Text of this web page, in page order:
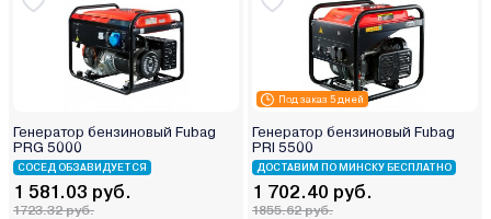
Генератор бензиновый Fubag
PRG 5000
СОСЕД ОБЗАВИДУЕТСЯ
1 581.03 руб.
1723.32 руб.
Под заказ 5 дней
Генератор бензиновый Fubag
PRI 5500
ДОСТАВИМ ПО МИНСКУ БЕСПЛАТНО
1 702.40 руб.
1855.62 руб.